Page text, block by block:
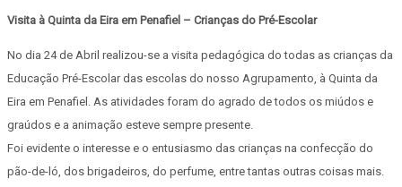
Visita à Quinta da Eira em Penafiel – Crianças do Pré-Escolar
No dia 24 de Abril realizou-se a visita pedagógica do todas as crianças da
Educação Pré-Escolar das escolas do nosso Agrupamento, à Quinta da
Eira em Penafiel. As atividades foram do agrado de todos os miúdos e
graúdos e a animação esteve sempre presente.
Foi evidente o interesse e o entusiasmo das crianças na confecção do
pão-de-ló, dos brigadeiros, do perfume, entre tantas outras coisas mais.